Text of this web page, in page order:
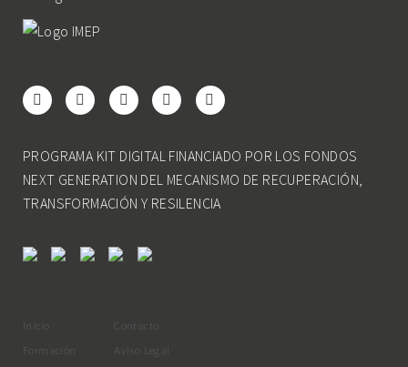
PROGRAMA KIT DIGITAL FINANCIADO POR LOS FONDOS
NEXT GENERATION DEL MECANISMO DE RECUPERACIÓN,
TRANSFORMACIÓN Y RESILENCIA
Inicio
Formación
Contacto
Aviso Legal